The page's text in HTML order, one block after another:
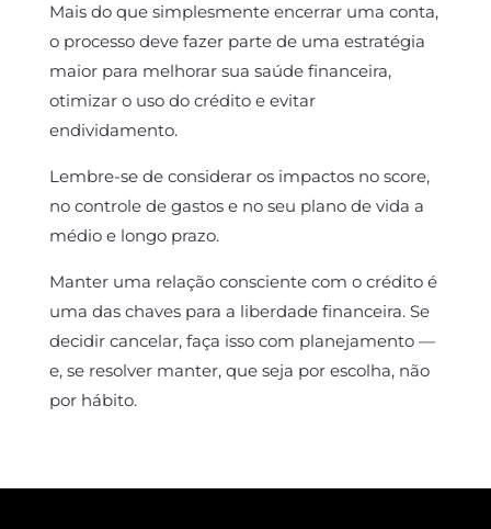
Mais do que simplesmente encerrar uma conta,
o processo deve fazer parte de uma estratégia
maior para melhorar sua saúde financeira,
otimizar o uso do crédito e evitar
endividamento.
Lembre-se de considerar os impactos no score,
no controle de gastos e no seu plano de vida a
médio e longo prazo.
Manter uma relação consciente com o crédito é
uma das chaves para a liberdade financeira. Se
decidir cancelar, faça isso com planejamento —
e, se resolver manter, que seja por escolha, não
por hábito.